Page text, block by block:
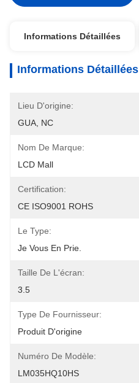
Informations Détaillées
Informations Détaillées
Lieu D'origine:
GUA, NC
Nom De Marque:
LCD Mall
Certification:
CE ISO9001 ROHS
Le Type:
Je Vous En Prie.
Taille De L'écran:
3.5
Type De Fournisseur:
Produit D'origine
Numéro De Modèle:
LM035HQ10HS